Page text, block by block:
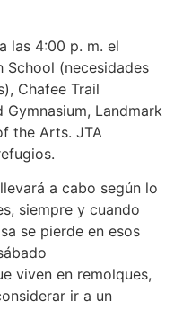
las 4:00 p. m. el
School (necesidades
Chafee Trail
Gymnasium, Landmark
the Arts. JTA
a cabo según lo
siempre y cuando
se pierde en esos
viven en remolques,
ir a un